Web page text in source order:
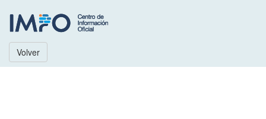
Volver